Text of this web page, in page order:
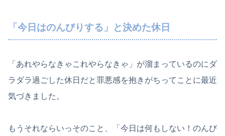
「今日はのんびりする」と決めた休日
「あれやらなきゃこれやらなきゃ」が溜まっているのにダ
ラダラ過ごした休日だと罪悪感を抱きがちってことに最近
気づきました。
もうそれならいっそのこと、「今日は何もしない！のんび